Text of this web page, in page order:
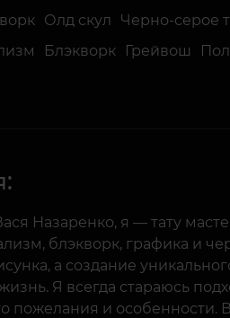
Олд скул Черно-серое
Блэкворк Грейвош
Назаренко, я — тату
блэкворк, графика и
а создание
Я всегда стараюсь
пожелания и